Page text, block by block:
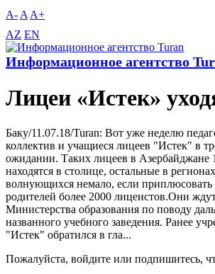
A- A A+
AZ EN
Информационное агентство
Лицеи «Истек»
Баку/11.07.18/Turan: Bот уже неделю
коллектив и учащиеся лицеев "Истек" в
ожидании. Таких лицеев в Азербайджане
находятся в столице, остальные в
волнующихся немало, если
родителей более 2000 лицеистов.Они
Министерства образования по поводу
названного учебного заведения. Ранее
"Истек" обратился в гла...
Пожалуйста, войдите или подпишитесь,